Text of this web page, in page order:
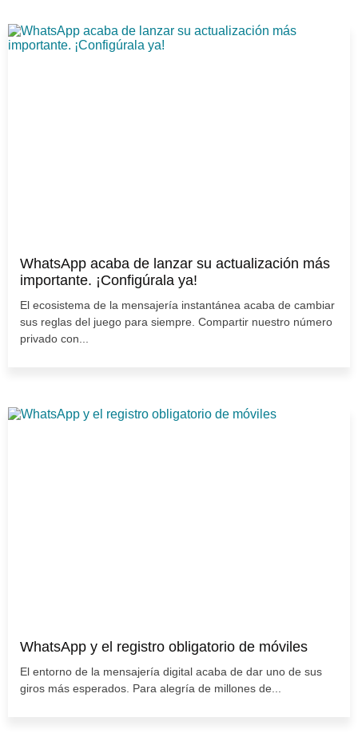
WhatsApp acaba de lanzar su actualización más
importante. ¡Configúrala ya!
El ecosistema de la mensajería instantánea acaba de cambiar
sus reglas del juego para siempre. Compartir nuestro número
privado con...
WhatsApp y el registro obligatorio de móviles
El entorno de la mensajería digital acaba de dar uno de sus
giros más esperados. Para alegría de millones de...